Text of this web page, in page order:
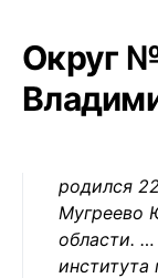
Округ
родился
Мугреево
области. …
института